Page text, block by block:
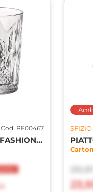
Cod. PF00467
BICCHIERE OLDFASHION 6PZ